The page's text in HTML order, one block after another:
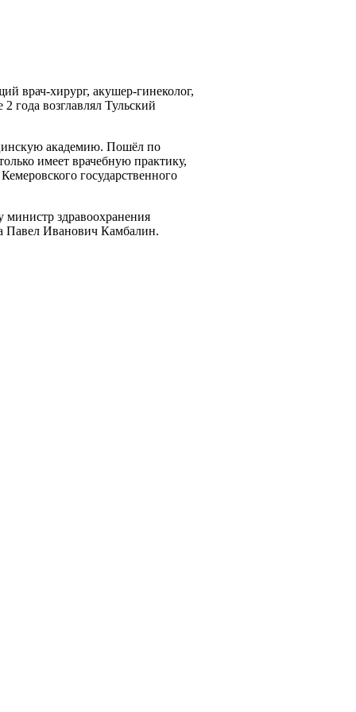
врач-хирург, акушер-гинеколог,
года возглавлял Тульский
академию. Пошёл по
имеет врачебную практику,
государственного
министр здравоохранения
Павел Иванович Камбалин.